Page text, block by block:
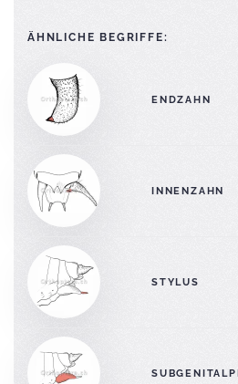
ÄHNLICHE BEGRIFFE:
ENDZAHN
INNENZAHN
STYLUS